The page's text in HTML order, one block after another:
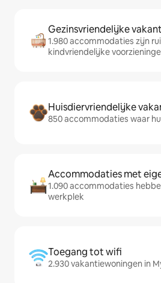
Gezinsvriendelijke
1.980 accommodaties zijn
kindvriendelijke
Huisdiervriendelijke
850 accommodaties waar
Accommodaties met
1.090 accommodaties
werkplek
Toegang tot wifi
2.930 vakantiewoningen in